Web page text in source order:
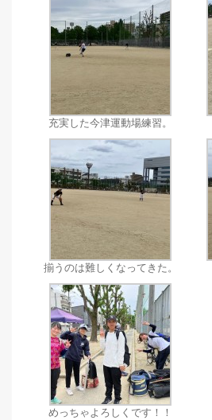
充実した今津運動場練習。
揃うのは難しくなってきた。
めっちゃよろしくです！！